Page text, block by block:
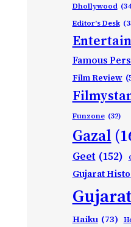
Dhollywood
Editor's Desk
Famous
Film Review
Funzone (32)
Gazal
Geet (152)
Gujarat
Haiku (73)